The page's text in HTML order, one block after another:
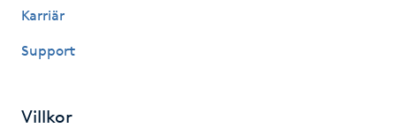
Karriär
Support
Villkor